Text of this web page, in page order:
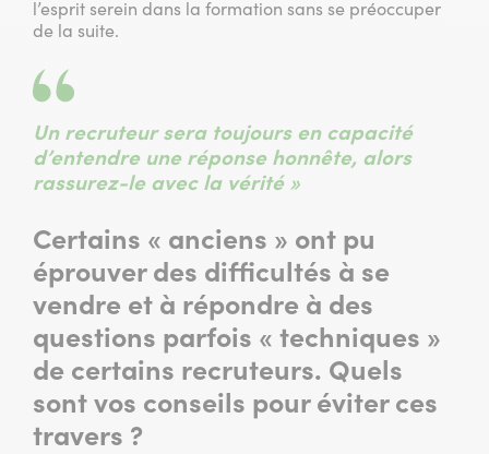
l’esprit serein dans la formation sans se préoccuper
de la suite.
Un recruteur sera toujours en capacité
d’entendre une réponse honnête, alors
rassurez-le avec la vérité »
Certains « anciens » ont pu
éprouver des difficultés à se
vendre et à répondre à des
questions parfois « techniques »
de certains recruteurs. Quels
sont vos conseils pour éviter ces
travers ?